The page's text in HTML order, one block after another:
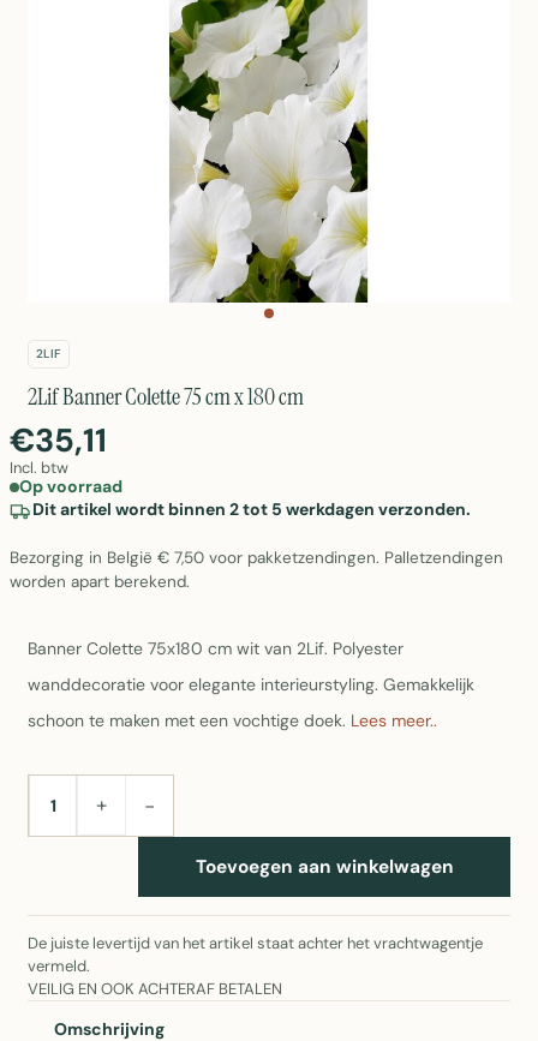
2LIF
2Lif Banner Colette 75 cm x 180 cm
€35,11
Incl. btw
Op voorraad
Dit artikel wordt binnen 2 tot 5 werkdagen verzonden.
Bezorging in België € 7,50 voor pakketzendingen. Palletzendingen
worden apart berekend.
Banner Colette 75x180 cm wit van 2Lif. Polyester
wanddecoratie voor elegante interieurstyling. Gemakkelijk
schoon te maken met een vochtige doek. Lees meer..
AANTAL+ −
Toevoegen aan winkelwagen
De juiste levertijd van het artikel staat achter het vrachtwagentje
vermeld.
VEILIG EN OOK ACHTERAF BETALEN
Omschrijving